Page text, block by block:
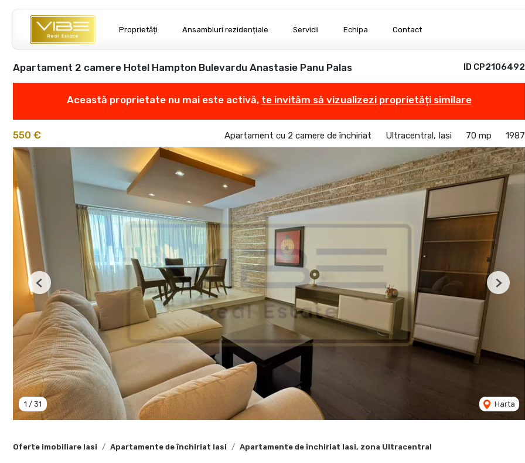
Proprietăți Ansambluri rezidențiale Servicii Echipa Contact
ID CP2106492
Apartament 2 camere Hotel Hampton Bulevardu Anastasie Panu Palas
Această proprietate nu mai este activă, te invităm să vizualizezi proprietăți similare
550 € Apartament cu 2 camere de închiriat Ultracentral, Iasi 70 mp 1987
1 / 31 Harta
Previous Next
Oferte imobiliare Iasi Apartamente de închiriat Iasi Apartamente de închiriat Iasi, zona Ultracentral